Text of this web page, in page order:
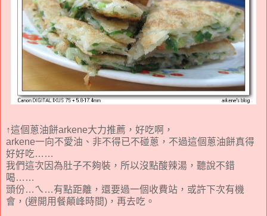
↑這個蔥油餅arkene大力推薦，好吃啊，
arkene一向不愛油、非不得已不碰蔥，不過這個蔥油餅真得
好好吃……
我們這次因為肚子不夠裝，所以沒點酸辣湯，聽說不錯
喝……
頭份…ㄟ…有點距離，還要過一個收費站，或許下次有機
會，(避開用餐顛峰時間)，再去吃。